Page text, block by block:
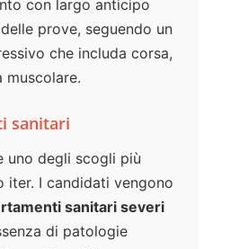
con largo anticipo
prove, seguendo un
che includa corsa,
muscolare.
sanitari
uno degli scogli più
iter. I candidati vengono
sanitari severi
di patologie